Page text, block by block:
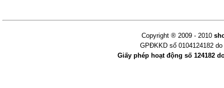
Copyright ® 2009 - 2010
GPĐKKD số 0104124182
Giấy phép hoạt động số 124182